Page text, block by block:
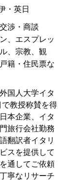
・英日
渉・商談
、エスプレッ
、宗教、観
戸籍・住民票な
国人大学イタ
教授称賛を得
本企業、イタ
旅行会社勤務
翻訳者イタリ
スを提供して
通してご依頼
寧なリサーチ